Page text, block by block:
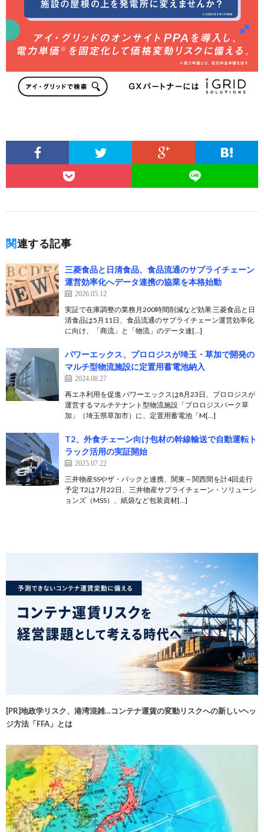
関連する記事
三菱食品と日清食品、食品流通のサプライチェーン
運営効率化へデータ連携の協業を本格始動
2026.05.12
実証で在庫調整の業務月200時間削減など効果 三菱食品と日
清食品は5月11日、食品流通のサプライチェーン運営効率化
に向け、「商流」と「物流」のデータ連[…]
パワーエックス、プロロジスが埼玉・草加で開発の
マルチ型物流施設に定置用蓄電池納入
2024.08.27
再エネ利用を促進 パワーエックスは8月23日、プロロジスが
運営するマルチテナント型物流施設「プロロジスパーク草
加」（埼玉県草加市）に、定置用蓄電池「M[…]
T2、外食チェーン向け包材の幹線輸送で自動運転ト
ラック活用の実証開始
2025.07.22
三井物産SSやザ・パックと連携、関東～関西間を計4回走行
予定 T2は7月22日、三井物産サプライチェーン・ソリューシ
ョンズ（MSS）、紙袋など包装資材[…]
[PR]地政学リスク、港湾混雑…コンテナ運賃の変動リスクへの新しいヘッ
ジ方法「FFA」とは